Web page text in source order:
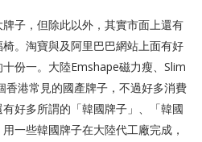
子，但除此以外，其實市面上還有
。淘寶與及阿里巴巴網站上面有好
份一。大陸Emshape磁力瘦、Slim
港常見的國產牌子，不過好多消費
好多所謂的「韓國牌子」、「韓國
一些韓國牌子在大陸代工廠完成，